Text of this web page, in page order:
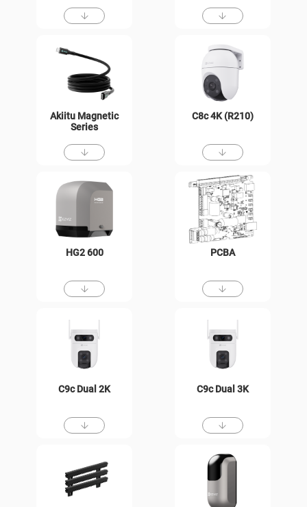
Akiitu Magnetic
Series
C8c 4K (R210)
HG2 600 PCBA
C9c Dual 2K C9c Dual 3K